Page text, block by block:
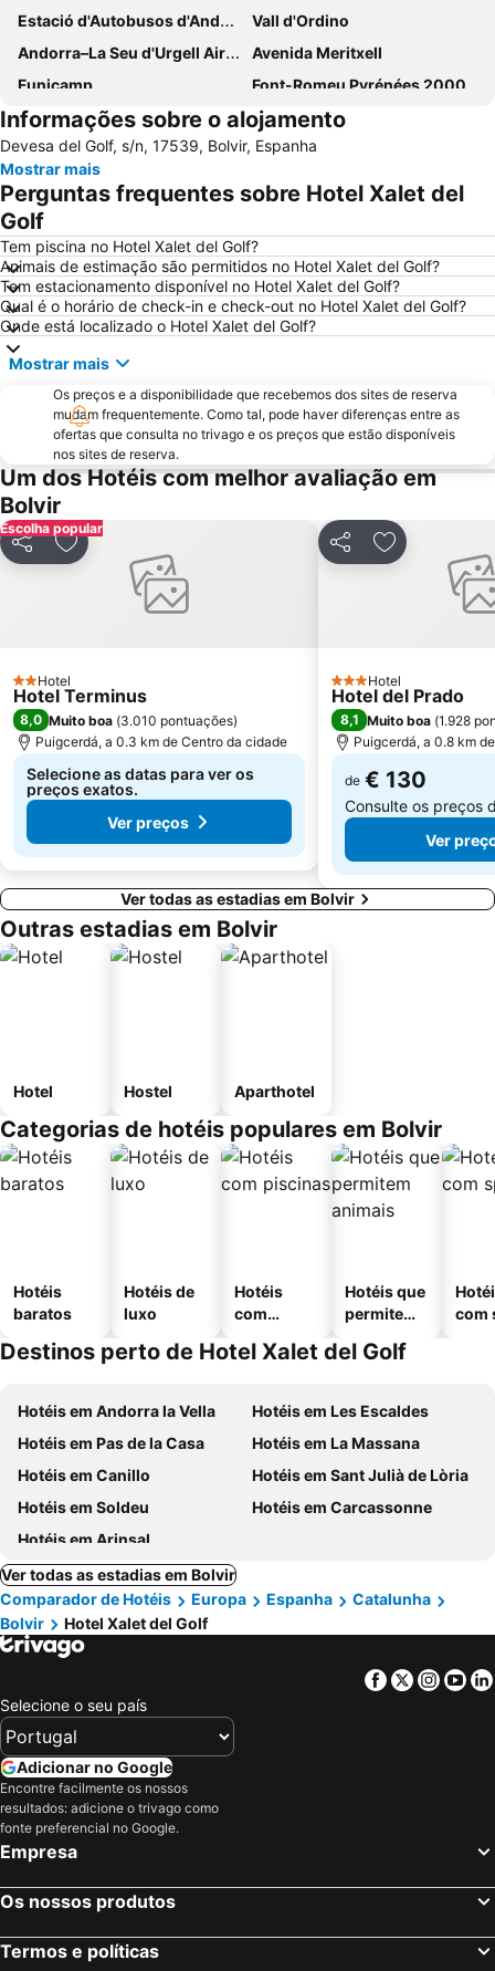
Estació d'Autobusos d'Andorra
Vall d'Ordino
Andorra–La Seu d'Urgell Airport
Avenida Meritxell
Funicamp
Font-Romeu Pyrénées 2000
Vall de Núria
Vallnord
Masella
Vall de Canillo
Cremallera de Núria
Parc Natural de la Vall de Sorteny
Catedral de la Seu d´Urgell
Puigcerdà
Vall de Núria
Parque Natural de Cadí-Moixeró
Ax 3 Domaines
La Plaça de Catalunya
Informações sobre o alojamento
Devesa del Golf, s/n, 17539, Bolvir, Espanha
Mostrar mais
Perguntas frequentes sobre Hotel Xalet del
Golf
Tem piscina no Hotel Xalet del Golf?
Animais de estimação são permitidos no Hotel Xalet del Golf?
Tem estacionamento disponível no Hotel Xalet del Golf?
Qual é o horário de check-in e check-out no Hotel Xalet del Golf?
Onde está localizado o Hotel Xalet del Golf?
Mostrar mais
Os preços e a disponibilidade que recebemos dos sites de reserva
mudam frequentemente. Como tal, pode haver diferenças entre as
ofertas que consulta no trivago e os preços que estão disponíveis
nos sites de reserva.
Um dos Hotéis com melhor avaliação em
Bolvir
Escolha popular
PartilharAdicionar aos favoritos
2 Estrelas
Hotel
Hotel Terminus
8,0 Muito boa (3.010 pontuações)
Puigcerdá, a 0.3 km de Centro da cidade
Selecione as datas para ver os
preços exatos.
Ver preços
PartilharAdicionar
3 Estrelas
Hotel
Hotel del Prado
8,1 Muito boa (1.928
Puigcerdá, a 0.8 km
de € 130
Consulte os preços
Ver
Ver todas as estadias em Bolvir
Outras estadias em Bolvir
Hotel Hostel Aparthotel
Categorias de hotéis populares em Bolvir
Hotéis
baratos
Hotéis de
luxo
Hotéis
com
Hotéis que
permitem
com
Destinos perto de Hotel Xalet del Golf
Hotéis em Andorra la Vella
Hotéis em Les Escaldes
Hotéis em Pas de la Casa
Hotéis em La Massana
Hotéis em Canillo
Hotéis em Sant Julià de Lòria
Hotéis em Soldeu
Hotéis em Carcassonne
Hotéis em Arinsal
Ver todas as estadias em Bolvir
Comparador de Hotéis
Europa Espanha
Catalunha
Bolvir
Hotel Xalet del Golf
Facebook
Twitter
Selecione o seu país
Adicionar no Google
Encontre facilmente os nossos
resultados: adicione o trivago como
fonte preferencial no Google.
Empresa
Os nossos produtos
Termos e políticas